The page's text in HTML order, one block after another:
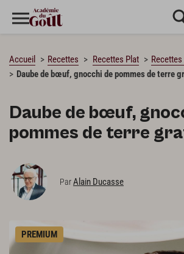
Accueil Recettes Recettes Plat
Daube de bœuf, gnocchi de pommes de terre
Daube de bœuf,
pommes de terre
ParAlain Ducasse
PREMIUM
CHARGEMENT…